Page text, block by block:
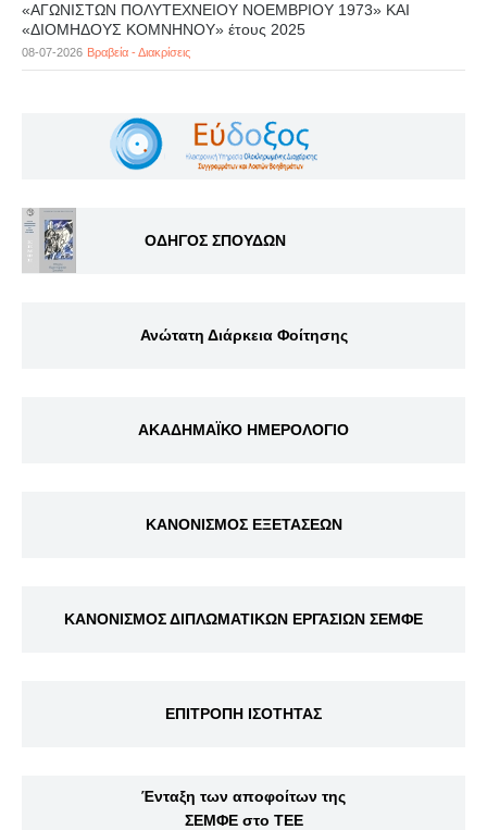
«ΑΓΩΝΙΣΤΩΝ ΠΟΛΥΤΕΧΝΕΙΟΥ ΝΟΕΜΒΡΙΟΥ 1973» ΚΑΙ
«ΔΙΟΜΗΔΟΥΣ ΚΟΜΝΗΝΟΥ» έτους 2025
08-07-2026 Βραβεία - Διακρίσεις
ΟΔΗΓΟΣ ΣΠΟΥΔΩΝ
Ανώτατη Διάρκεια Φοίτησης
ΑΚΑΔΗΜΑΪΚΟ ΗΜΕΡΟΛΟΓΙΟ
ΚΑΝΟΝΙΣΜΟΣ ΕΞΕΤΑΣΕΩΝ
ΚΑΝΟΝΙΣΜΟΣ ΔΙΠΛΩΜΑΤΙΚΩΝ ΕΡΓΑΣΙΩΝ ΣΕΜΦΕ
ΕΠΙΤΡΟΠΗ ΙΣΟΤΗΤΑΣ
Ένταξη των αποφοίτων της
ΣΕΜΦΕ στο ΤΕΕ